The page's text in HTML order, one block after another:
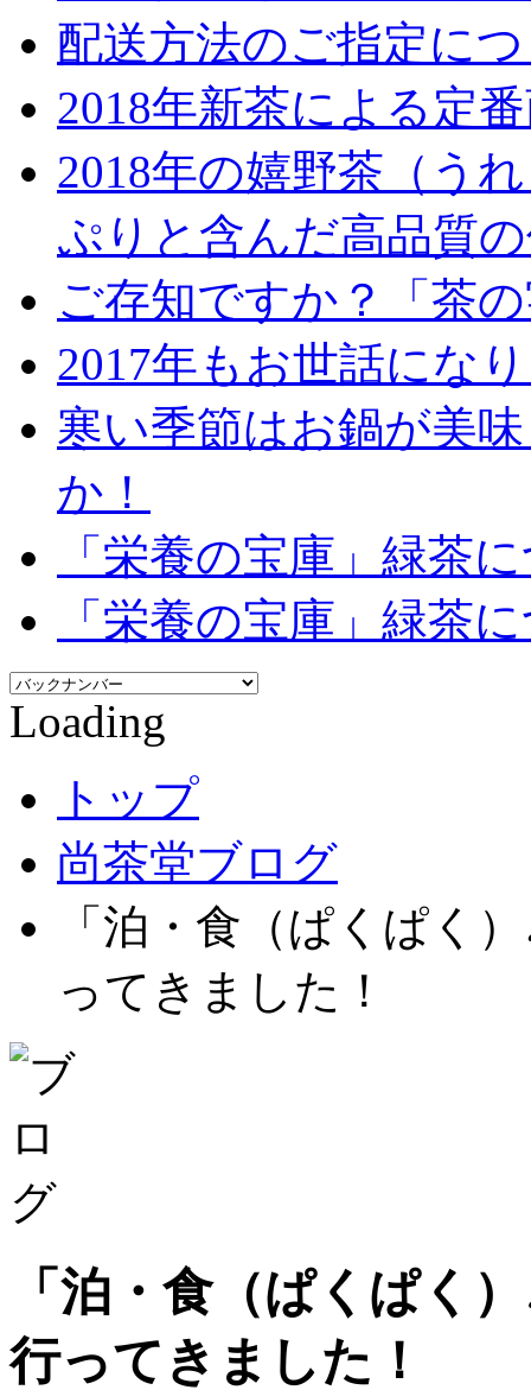
配送方法のご指定に
2018年新茶による定
2018年の嬉野茶（う
ぷりと含んだ高品質
ご存知ですか？「茶
2017年もお世話にな
寒い季節はお鍋が美
か！
「栄養の宝庫」緑茶
「栄養の宝庫」緑茶
Loading
トップ
尚茶堂ブログ
「泊・食（ぱくぱく
ってきました！
「泊・食（ぱくぱく
行ってきました！